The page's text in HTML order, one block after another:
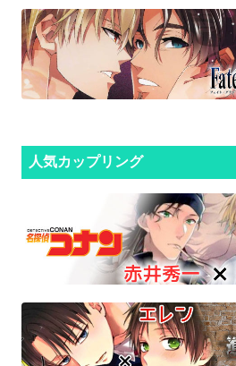
人気カップリング